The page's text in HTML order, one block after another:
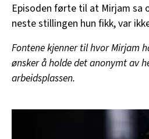
Episoden førte til at Mirjam sa
neste stillingen hun fikk, var
Fontene kjenner til hvor Mirjam
ønsker å holde det anonymt av
arbeidsplassen.